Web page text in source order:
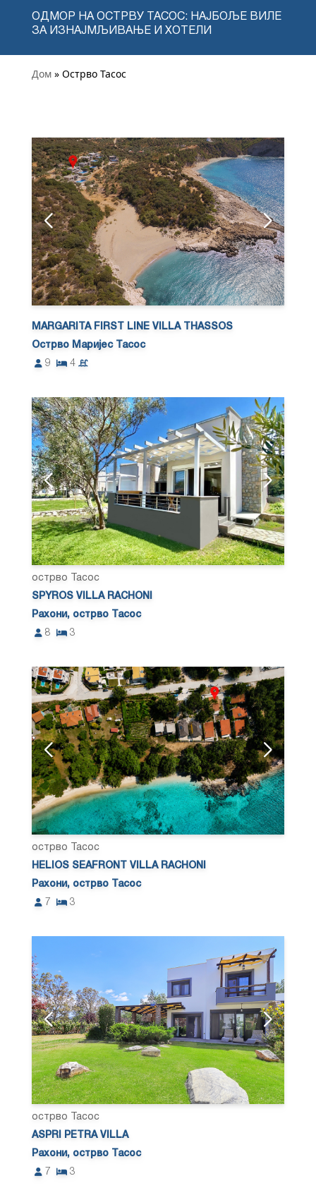
ОДМОР НА ОСТРВУ ТАСОС: НАЈБОЉЕ ВИЛЕ
ЗА ИЗНАЈМЉИВАЊЕ И ХОТЕЛИ
Дом » Острво Тасос
MARGARITA FIRST LINE VILLA THASSOS
Острво Маријес Тасос
9
4
острво Тасос
SPYROS VILLA RACHONI
Рахони, острво Тасос
8
3
острво Тасос
HELIOS SEAFRONT VILLA RACHONI
Рахони, острво Тасос
7
3
острво Тасос
ASPRI PETRA VILLA
Рахони, острво Тасос
7
3